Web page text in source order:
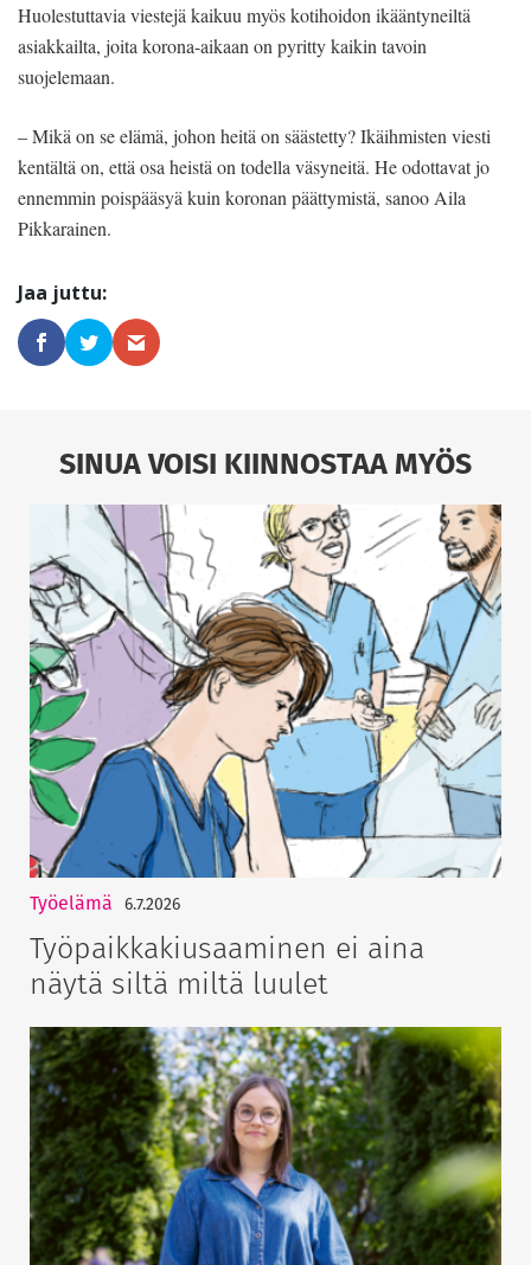
Huolestuttavia viestejä kaikuu myös kotihoidon ikääntyneiltä
asiakkailta, joita korona-aikaan on pyritty kaikin tavoin
suojelemaan.
– Mikä on se elämä, johon heitä on säästetty? Ikäihmisten viesti
kentältä on, että osa heistä on todella väsyneitä. He odottavat jo
ennemmin poispääsyä kuin koronan päättymistä, sanoo Aila
Pikkarainen.
SINUA VOISI KIINNOSTAA MYÖS
Työelämä 6.7.2026
Työpaikkakiusaaminen ei aina
näytä siltä miltä luulet